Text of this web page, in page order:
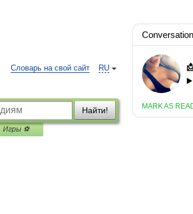
RU
Словарь на свой сайт
Найти!
Игры ⚽